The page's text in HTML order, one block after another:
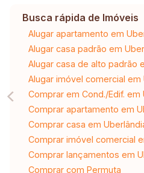
Busca rápida de Imóveis
Alugar apartamento em
Alugar casa padrão em
Alugar casa de alto padrão
Alugar imóvel comercial em
Comprar em Cond./Edif. em
Comprar apartamento em
Comprar casa em
Comprar imóvel comercial
Comprar lançamentos em
Comprar com Permuta